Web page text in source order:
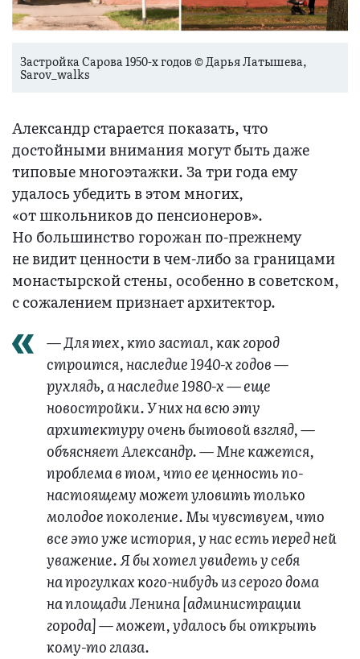
Застройка Сарова 1950-х годов © Дарья Латышева,
Sarov_walks
Александр старается показать, что
достойными внимания могут быть даже
типовые многоэтажки. За три года ему
удалось убедить в этом многих,
«от школьников до пенсионеров».
Но большинство горожан по-прежнему
не видит ценности в чем-либо за границами
монастырской стены, особенно в советском,
с сожалением признает архитектор.
— Для тех, кто застал, как город
строится, наследие 1940-х годов —
рухлядь, а наследие 1980-х — еще
новостройки. У них на всю эту
архитектуру очень бытовой взгляд, —
объясняет Александр. — Мне кажется,
проблема в том, что ее ценность по-
настоящему может уловить только
молодое поколение. Мы чувствуем, что
все это уже история, у нас есть перед ней
уважение. Я бы хотел увидеть у себя
на прогулках кого-нибудь из серого дома
на площади Ленина [администрации
города] — может, удалось бы открыть
кому-то глаза.